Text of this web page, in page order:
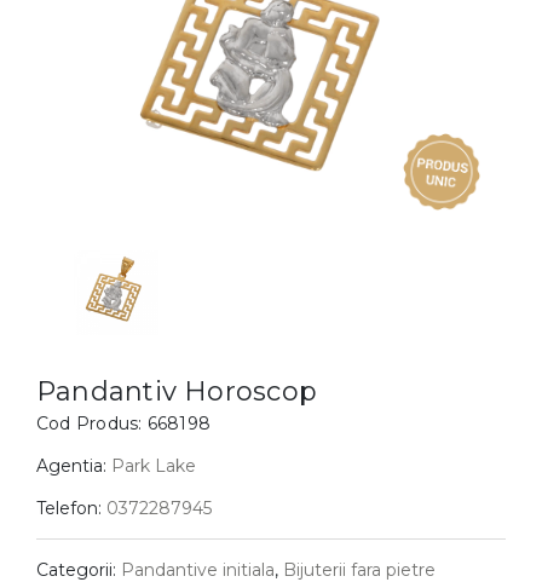
BIJUTERII COPII
Cercei
Bratari
Coliere
Lanturi
Pandantive
Pandantiv Horoscop
Cod Produs: 668198
Agentia: Park Lake
Telefon: 0372287945
Categorii: Pandantive initiala, Bijuterii fara pietre